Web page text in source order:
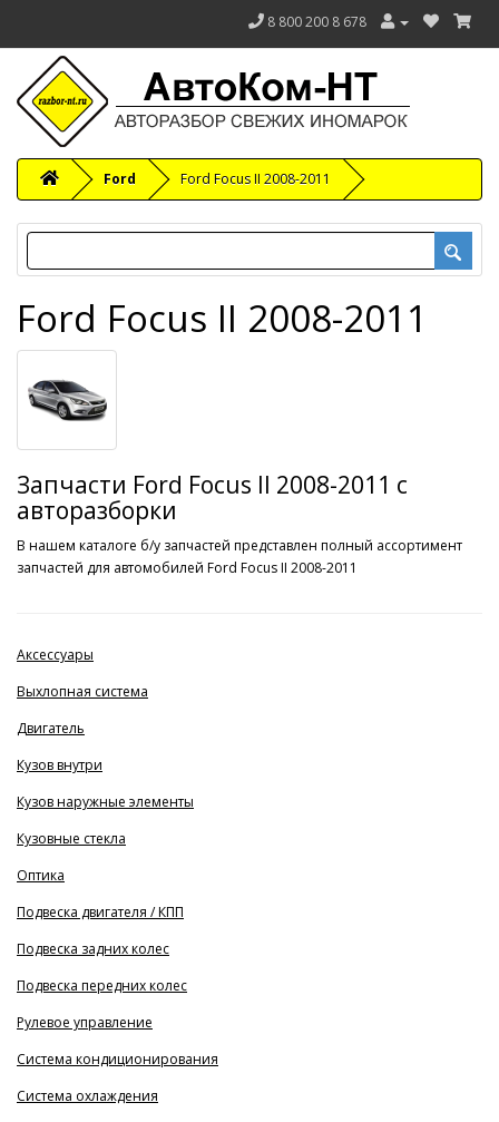
8 800 200 8 678
Ford Ford Focus II 2008-2011
Ford Focus II 2008-2011
Запчасти Ford Focus II 2008-2011 с
авторазборки
В нашем каталоге б/у запчастей представлен полный ассортимент
запчастей для автомобилей Ford Focus II 2008-2011
Аксессуары
Выхлопная система
Двигатель
Кузов внутри
Кузов наружные элементы
Кузовные стекла
Оптика
Подвеска двигателя / КПП
Подвеска задних колес
Подвеска передних колес
Рулевое управление
Система кондиционирования
Система охлаждения